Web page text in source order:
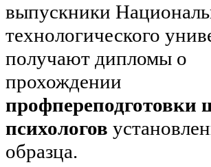
выпускники
технологического
получают дипломы о
прохождении
профпереподготовки
психологов
образца.